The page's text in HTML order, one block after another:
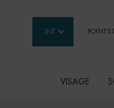
INT POINTS
VISAGE